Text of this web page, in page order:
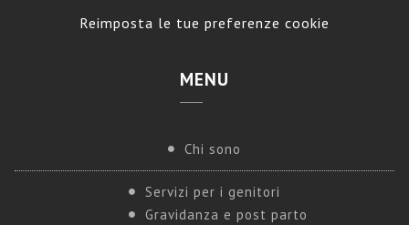
Reimposta le tue preferenze cookie
MENU
Chi sono
Servizi per i genitori
Gravidanza e post parto